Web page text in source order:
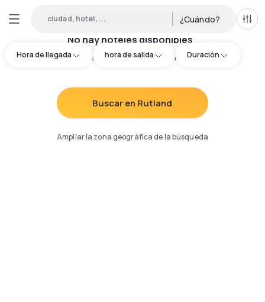
ciudad, hotel, ... ¿Cuándo?
Hora de llegada hora de salida Duración
No hay hoteles disponibles
Intenta redefinir los criterios de búsqueda:
Buscar en Rutland
Ampliar la zona geográfica de la búsqueda